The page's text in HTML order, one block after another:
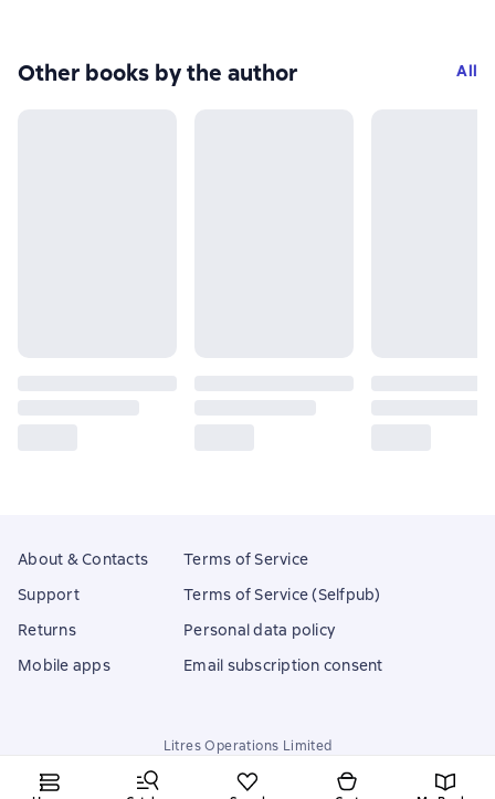
Other books by the author All
About & Contacts
Support
Returns
Mobile apps
Terms of Service
Terms of Service (Selfpub)
Personal data policy
Email subscription consent
Litres Operations Limited